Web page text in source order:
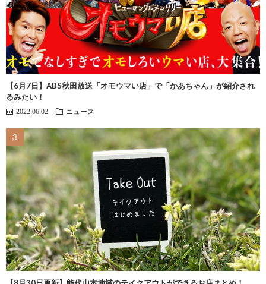
【6月7日】ABS秋田放送「オモウマい店」で「かあちゃん」が紹介され
るみたい！
2022.06.02 ニュース